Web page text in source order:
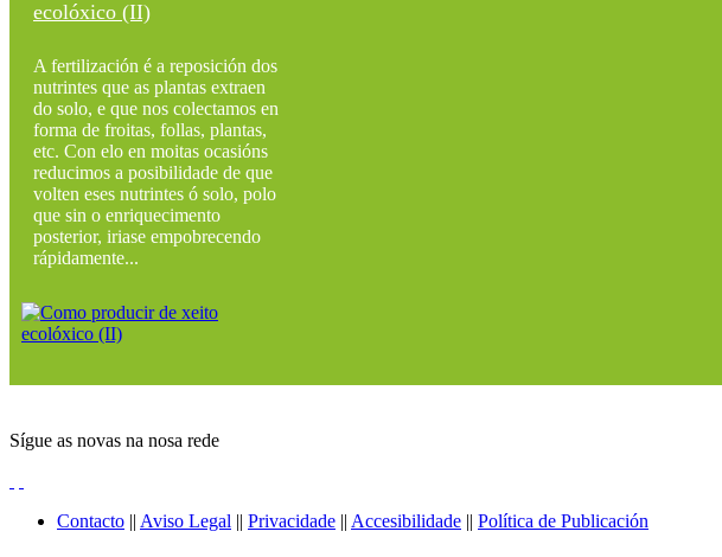
ecolóxico (II)
A fertilización é a reposición dos
nutrintes que as plantas extraen
do solo, e que nos colectamos en
forma de froitas, follas, plantas,
etc. Con elo en moitas ocasións
reducimos a posibilidade de que
volten eses nutrintes ó solo, polo
que sin o enriquecimento
posterior, iriase empobrecendo
rápidamente...
Sígue as novas na nosa rede
Contacto || Aviso Legal || Privacidade || Accesibilidade || Política de Publicación